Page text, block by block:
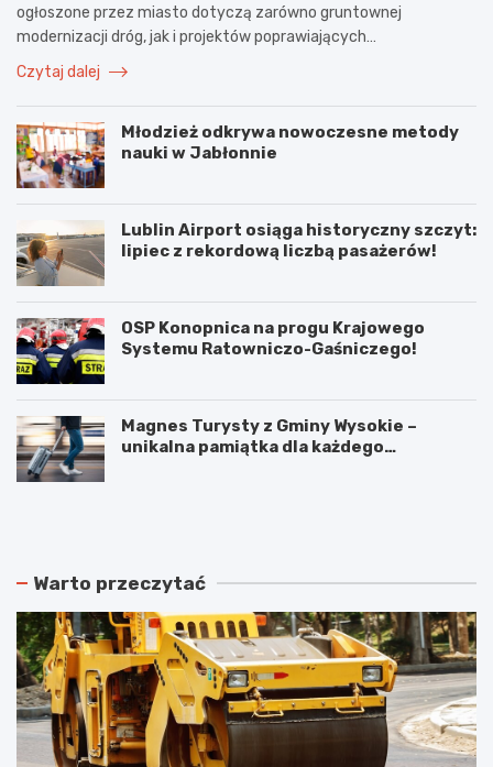
ogłoszone przez miasto dotyczą zarówno gruntownej
modernizacji dróg, jak i projektów poprawiających…
Czytaj dalej
Młodzież odkrywa nowoczesne metody
nauki w Jabłonnie
Lublin Airport osiąga historyczny szczyt:
lipiec z rekordową liczbą pasażerów!
OSP Konopnica na progu Krajowego
Systemu Ratowniczo-Gaśniczego!
Magnes Turysty z Gminy Wysokie –
unikalna pamiątka dla każdego
N
o
k
ł
a
d
y
j
P
j
e
p
o
ż
a
r
Warto przeczytać